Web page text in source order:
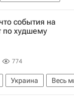
события на
по худшему
774
Украина
Весь
Песков